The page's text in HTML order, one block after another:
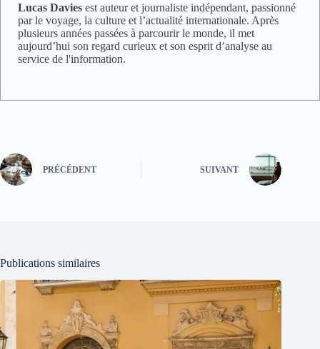
Lucas Davies est auteur et journaliste indépendant, passionné
par le voyage, la culture et l’actualité internationale. Après
plusieurs années passées à parcourir le monde, il met
aujourd’hui son regard curieux et son esprit d’analyse au
service de l'information.
PRÉCÉDENT SUIVANT
Publications similaires